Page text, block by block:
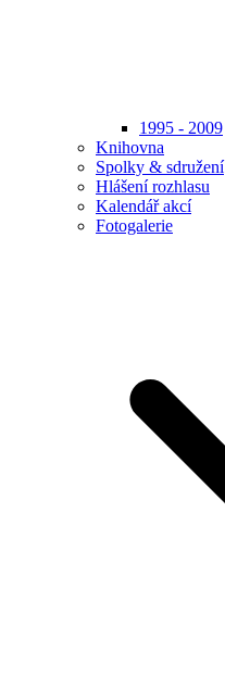
1995 - 2009
Knihovna
Spolky & sdružení
Hlášení rozhlasu
Kalendář akcí
Fotogalerie